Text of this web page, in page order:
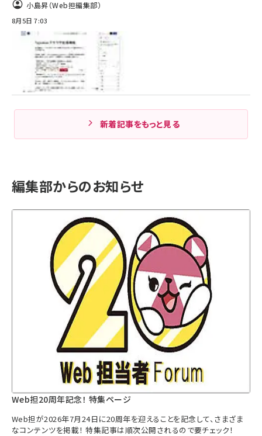
小島昇（Web担編集部）
8月5日 7:03
新着記事をもっと見る
編集部からのお知らせ
Web担20周年記念！ 特集ページ
Web担が2026年7月24日に20周年を迎えることを記念して、さまざま
なコンテンツを掲載！ 特集記事は順次公開されるので要チェック！